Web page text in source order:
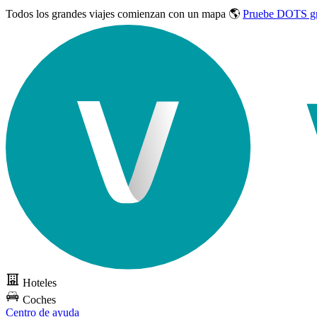
Todos los grandes viajes comienzan con un mapa 🌎 Pruebe DOTS
Hoteles
Coches
Centro de ayuda